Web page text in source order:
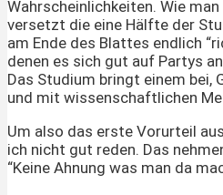
Wahrscheinlichkeiten. Wie
versetzt die eine Hälfte der
am Ende des Blattes endlich
denen es sich gut auf Partys
Das Studium bringt einem bei,
und mit wissenschaftlichen
Um also das erste Vorurteil
ich nicht gut reden. Das
“Keine Ahnung was man da